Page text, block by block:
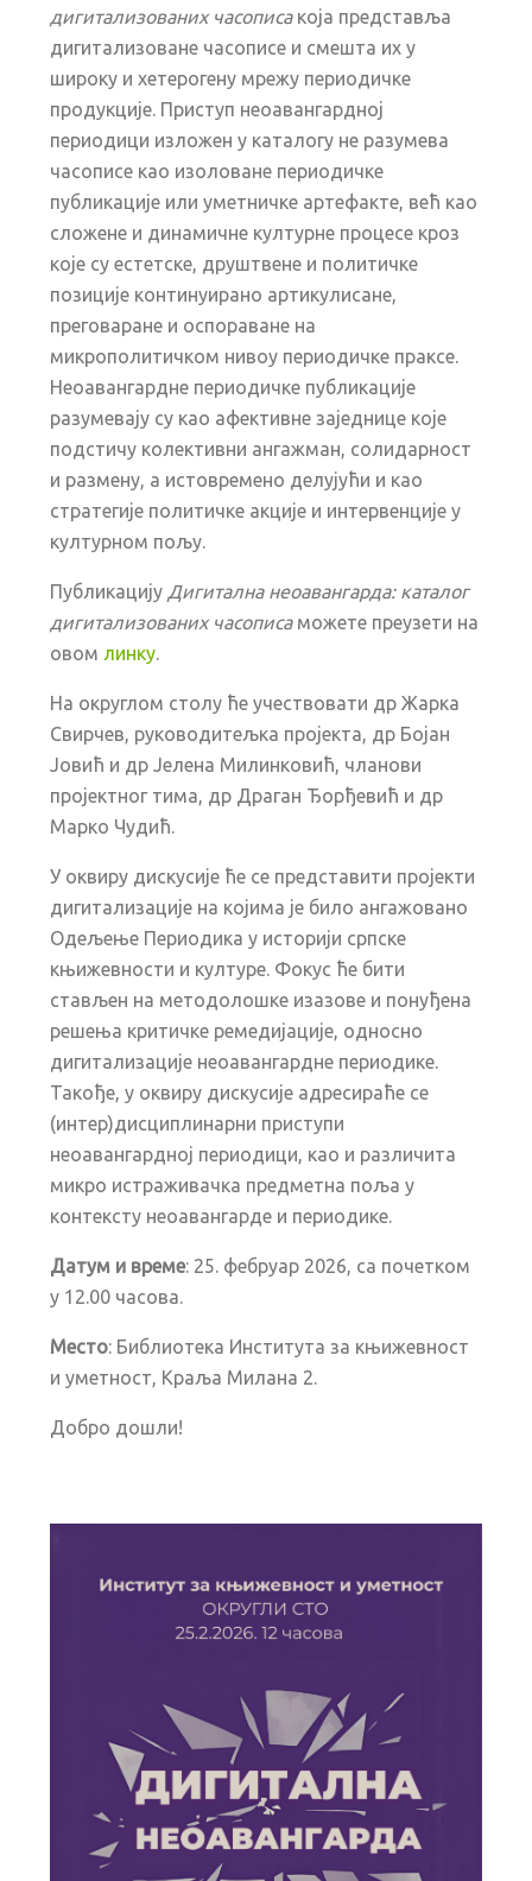
дигитализованих часописакоја представља
дигитализоване часописе и смешта их у
широку и хетерогену мрежу периодичке
продукције. Приступ неоавангардној
периодици изложен у каталогу не разумева
часописе као изоловане периодичке
публикације или уметничке артефакте, већ као
сложене и динамичне културне процесе кроз
које су естетске, друштвене и политичке
позиције континуирано артикулисане,
преговаране и оспораване на
микрополитичком нивоу периодичке праксе.
Неоавангардне периодичке публикације
разумевају су као афективне заједнице које
подстичу колективни ангажман, солидарност
и размену, а истовремено делујући и као
стратегије политичке акције и интервенције у
културном пољу.
Публикацију Дигитална неоавангарда: каталог
дигитализованих часописаможете преузети на
овом линку.
На округлом столу ће учествовати др Жарка
Свирчев, руководитељка пројекта, др Бојан
Јовић и др Јелена Милинковић, чланови
пројектног тима, др Драган Ђорђевић и др
Марко Чудић.
У оквиру дискусије ће се представити пројекти
дигитализације на којима је било ангажовано
Одељење Периодика у историји српске
књижевности и културе. Фокус ће бити
стављен на методолошке изазове и понуђена
решења критичке ремедијације, односно
дигитализације неоавангардне периодике.
Такође, у оквиру дискусије адресираће се
(интер)дисциплинарни приступи
неоавангардној периодици, као и различита
микро истраживачка предметна поља у
контексту неоавангарде и периодике.
Датум и време: 25. фебруар 2026, са почетком
у 12.00 часова.
Место: Библиотека Института за књижевност
и уметност, Краља Милана 2.
Добро дошли!